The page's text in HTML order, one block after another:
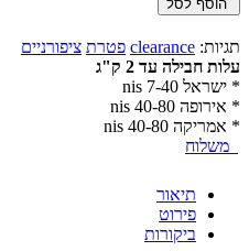
הוסף לסל
תגיות: clearance פטרת ציפורניים
עלות חבילה עד 2 ק"ג
* ישראל 7-40 nis
* אירופה 40-80 nis
* אמריקה 40-80 nis
משלוח
תיאור
פירוט
ביקורות